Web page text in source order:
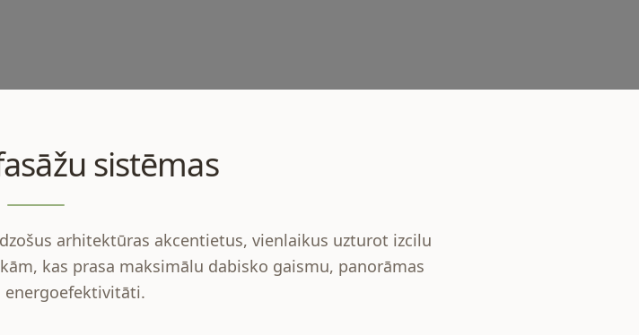
sistēmas
arhitektūras akcentietus, vienlaikus uzturot izcilu
kas prasa maksimālu dabisko gaismu, panorāmas
energoefektivitāti.